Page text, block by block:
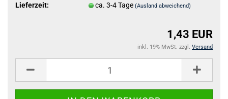
Lieferzeit:
ca. 3-4 Tage(Ausland abweichend)
1,43 EUR
inkl. 19% MwSt. zzgl. Versand